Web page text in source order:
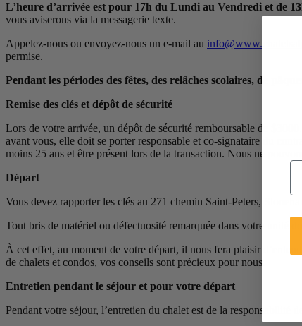
L’heure d’arrivée est pour 17h du Lundi au Vendredi et de
vous aviserons via la messagerie texte.
Appelez-nous ou envoyez-nous un e-mail au
permise.
Pendant les périodes des fêtes, des relâches scolaires, de
Remise des clés et dépôt de sécurité
Lors de votre arrivée, un dépôt de sécurité remboursable de
avant vous, elle doit se porter responsable et co-signataire du
moins 25 ans et être présent lors de la transaction. Nous ne
Départ
Vous devez rapporter les clés au 271 chemin Saint-Peters,
Tout bris de matériel ou défectuosité remarquée dans votre unité
À cet effet, au moment de votre départ, il nous fera plaisir
de chalets et condos, vos conseils sont précieux pour nous.
Entretien pendant le séjour et pour votre départ
Pendant votre séjour, l’entretien du chalet est de la responsabilité